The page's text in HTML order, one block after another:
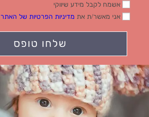
אשמח לקבל מידע שיווקי
אני מאשר/ת את מדיניות הפרטיות של האתר